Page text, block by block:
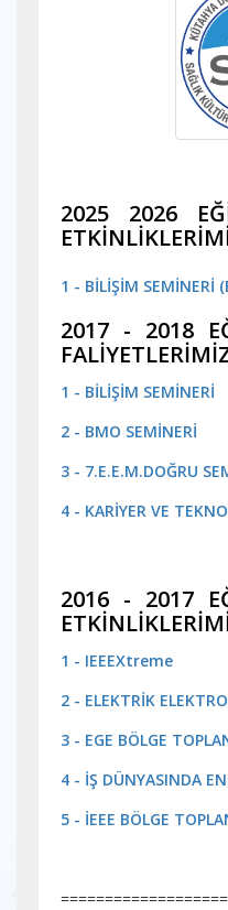
2025 2026
1 - BİLİŞİM SEMİNERİ
2017 - 2018
1 - BİLİŞİM SEMİNERİ
2 - BMO SEMİNERİ
3 - 7.E.E.M.DOĞRU
4 - KARİYER VE
2016 - 2017
1 - IEEEXtreme
2 - ELEKTRİK
3 - EGE BÖLGE
4 - İŞ DÜNYASINDA
5 - İEEE BÖLGE